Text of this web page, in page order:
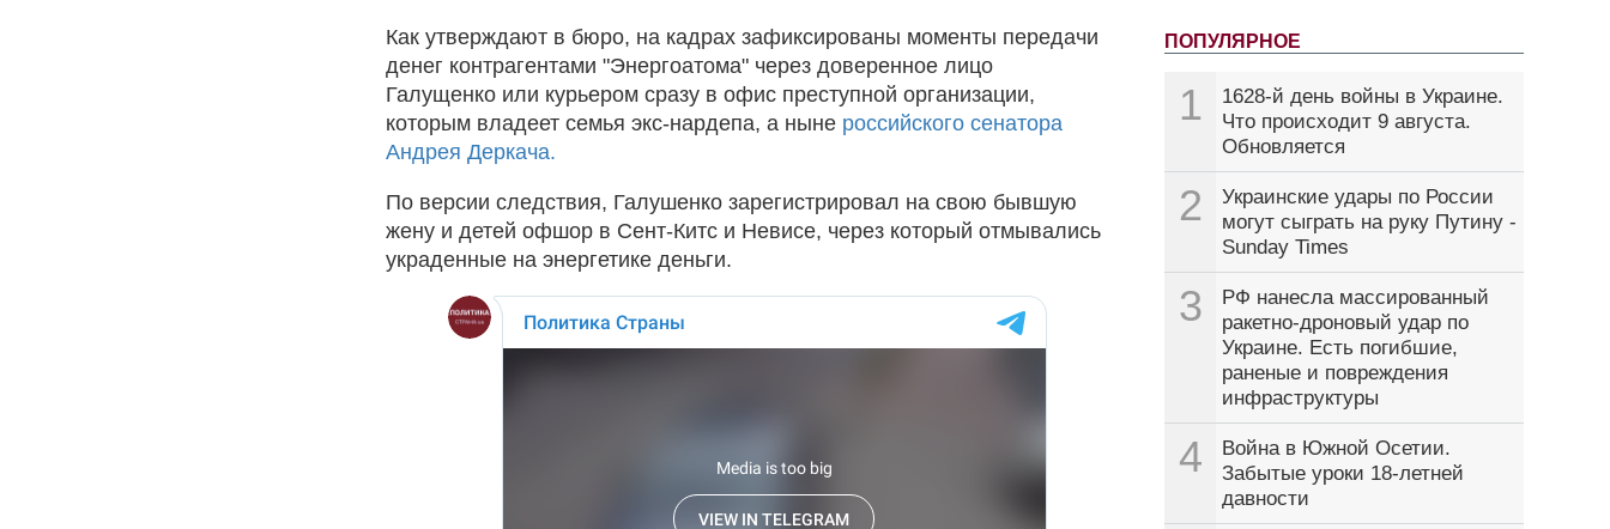
ПОПУЛЯРНОЕ
1
1628-й день войны в Украине.
Что происходит 9 августа.
Обновляется
2
Украинские удары по России
могут сыграть на руку Путину -
Sunday Times
3
РФ нанесла массированный
ракетно-дроновый удар по
Украине. Есть погибшие,
раненые и повреждения
инфраструктуры
4
Война в Южной Осетии.
Забытые уроки 18-летней
давности
Как утверждают в бюро, на кадрах зафиксированы моменты передачи
денег контрагентами "Энергоатома" через доверенное лицо
Галущенко или курьером сразу в офис преступной организации,
которым владеет семья экс-нардепа, а ныне российского сенатора
Андрея Деркача.
По версии следствия, Галушенко зарегистрировал на свою бывшую
жену и детей офшор в Сент-Китс и Невисе, через который отмывались
украденные на энергетике деньги.